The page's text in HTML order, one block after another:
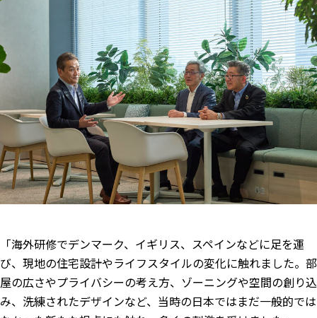
「海外研修でデンマーク、イギリス、スペインなどに足を運
び、現地の住宅設計やライフスタイルの変化に触れました。部
屋の広さやプライバシーの考え方、ゾーニングや空間の創り込
み、洗練されたデザインなど、当時の日本ではまだ一般的では